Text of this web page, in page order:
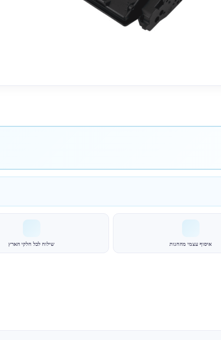
איסוף עצמי מהחנות שילוח לכל חלקי הארץ